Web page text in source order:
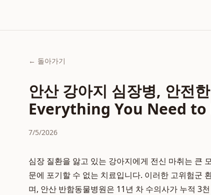
← 돌아가기
안산 강아지 심장병, 안전
Everything You Need to
7/5/2026
심장 질환을 앓고 있는 강아지에게 전신 마취는 큰
문에 포기할 수 없는 치료입니다. 이러한 고위험군
며, 안산 반함동물병원은 11년 차 수의사가 누적 3